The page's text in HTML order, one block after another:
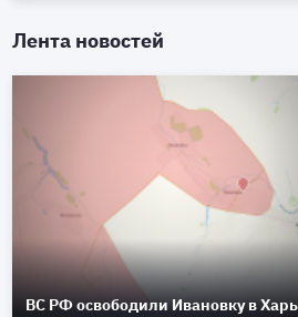
Лента новостей
ВС РФ освободили Ивановку в